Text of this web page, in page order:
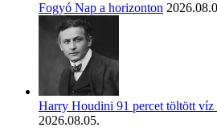
Fogyó Nap a horizonton
Harry Houdini 91 percet töltött víz
2026.08.05.